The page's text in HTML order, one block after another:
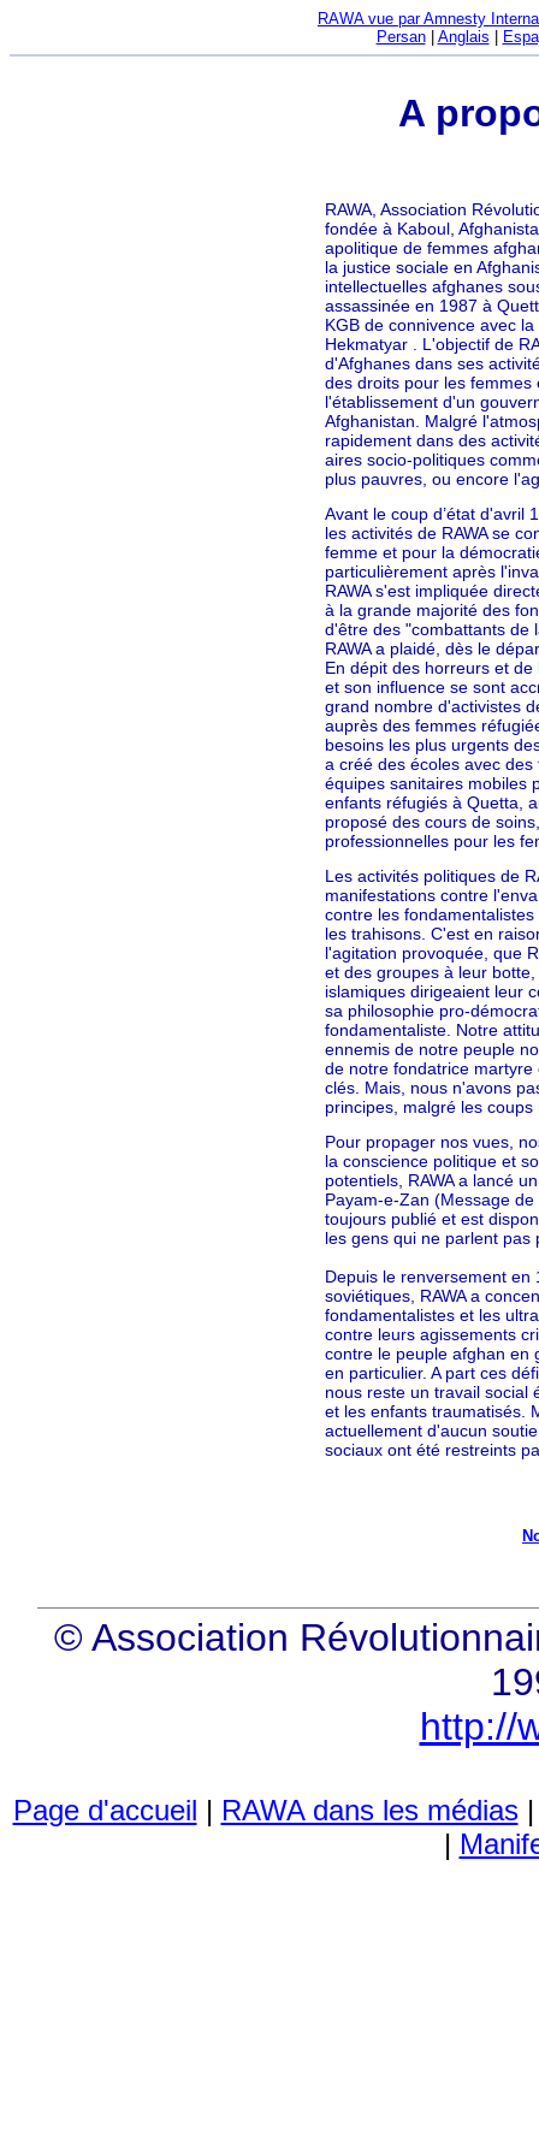
RAWA vue par Amnesty
Persan| Anglais
A
RAWA, Association
fondée à Kaboul,
apolitique de femmes
la justice sociale en
intellectuelles afghanes
assassinée en 1987 à
KGB de connivence avec
Hekmatyar . L'objectif de
d'Afghanes dans ses
des droits pour les
l'établissement d'un
Afghanistan. Malgré
rapidement dans des
aires socio-politiques
plus pauvres, ou encore
Avant le coup d’état d'avril
les activités de RAWA se
femme et pour la
particulièrement après
RAWA s'est impliquée
à la grande majorité des
d'être des "combattants de
RAWA a plaidé, dès le
En dépit des horreurs et de
et son influence se sont
grand nombre d'activistes
auprès des femmes
besoins les plus urgents
a créé des écoles avec
équipes sanitaires mobiles
enfants réfugiés à Quetta,
proposé des cours de
professionnelles pour les
Les activités politiques de
manifestations contre
contre les
les trahisons. C'est en
l'agitation provoquée, que
et des groupes à leur
islamiques dirigeaient leur
sa philosophie pro-
fondamentaliste. Notre
ennemis de notre peuple
de notre fondatrice
clés. Mais, nous n'avons
principes, malgré les
Pour propager nos vues,
la conscience politique et
potentiels, RAWA a lancé
Payam-e-Zan (Message
toujours publié et est
les gens qui ne parlent pas
Depuis le renversement
soviétiques, RAWA a
fondamentalistes et les
contre leurs agissements
contre le peuple afghan en
en particulier. A part ces
nous reste un travail social
et les enfants traumatisés.
actuellement d'aucun
sociaux ont été restreints
© Association
http://
Page d'accueil | RAWA dans les médias
|